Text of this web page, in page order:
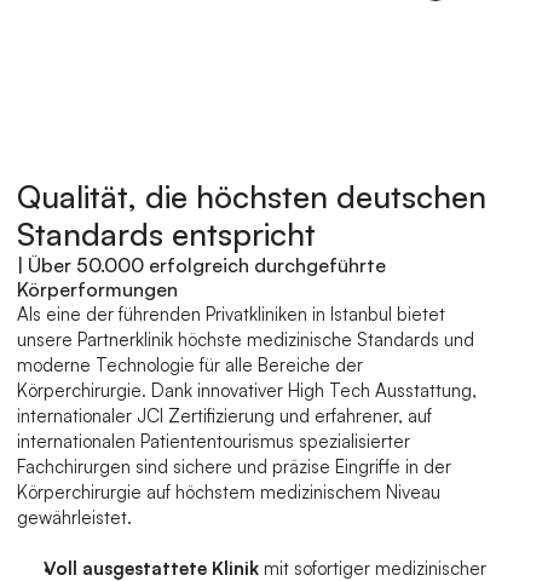
Qualität, die höchsten deutschen
Standards entspricht
| Über 50.000 erfolgreich durchgeführte
Körperformungen
Als eine der führenden Privatkliniken in Istanbul bietet
unsere Partnerklinik höchste medizinische Standards und
moderne Technologie für alle Bereiche der
Körperchirurgie. Dank innovativer High Tech Ausstattung,
internationaler JCI Zertifizierung und erfahrener, auf
internationalen Patiententourismus spezialisierter
Fachchirurgen sind sichere und präzise Eingriffe in der
Körperchirurgie auf höchstem medizinischem Niveau
gewährleistet.
Voll ausgestattete Klinik mit sofortiger medizinischer